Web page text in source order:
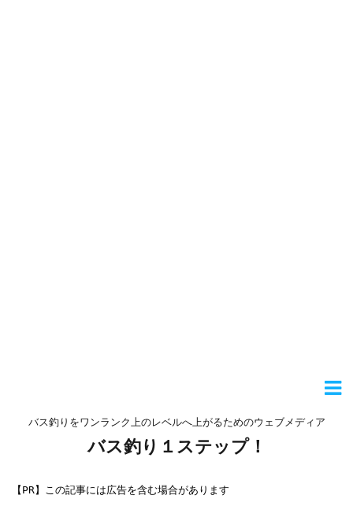
バス釣りをワンランク上のレベルへ上がるためのウェブメディア
バス釣り１ステップ！
【PR】この記事には広告を含む場合があります